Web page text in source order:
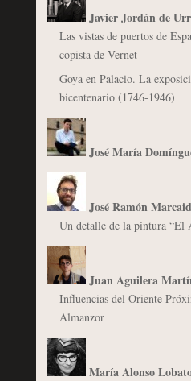
Javier Jordán de
Las vistas de puertos de
copista de Vernet
Goya en Palacio. La
bicentenario (1746-1946)
José María
José Ramón
Un detalle de la pintura “El
Juan Aguilera
Influencias del Oriente
Almanzor
María Alonso